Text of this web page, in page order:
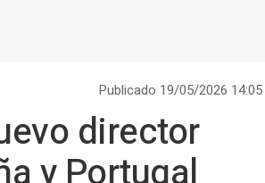
Publicado 19/05/2026 14:05
director